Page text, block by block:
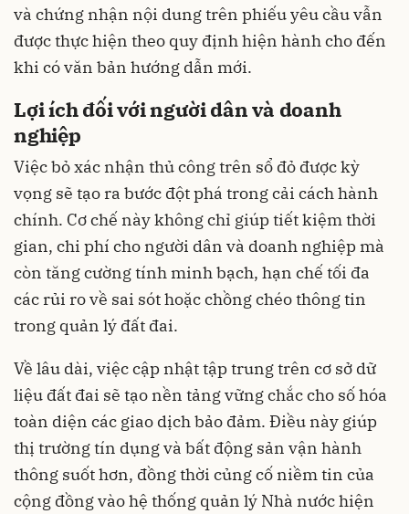
và chứng nhận nội dung trên phiếu yêu cầu vẫn
được thực hiện theo quy định hiện hành cho đến
khi có văn bản hướng dẫn mới.
Lợi ích đối với người dân và doanh
nghiệp
Việc bỏ xác nhận thủ công trên sổ đỏ được kỳ
vọng sẽ tạo ra bước đột phá trong cải cách hành
chính. Cơ chế này không chỉ giúp tiết kiệm thời
gian, chi phí cho người dân và doanh nghiệp mà
còn tăng cường tính minh bạch, hạn chế tối đa
các rủi ro về sai sót hoặc chồng chéo thông tin
trong quản lý đất đai.
Về lâu dài, việc cập nhật tập trung trên cơ sở dữ
liệu đất đai sẽ tạo nền tảng vững chắc cho số hóa
toàn diện các giao dịch bảo đảm. Điều này giúp
thị trường tín dụng và bất động sản vận hành
thông suốt hơn, đồng thời củng cố niềm tin của
cộng đồng vào hệ thống quản lý Nhà nước hiện